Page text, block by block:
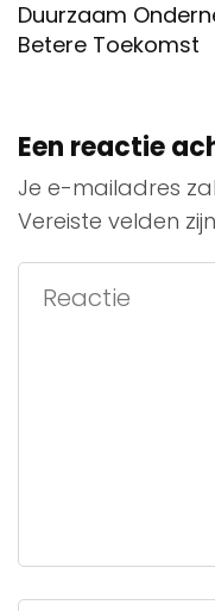
Duurzaam
Betere Toekomst
Een reactie
Je e-mailadres
Vereiste velden